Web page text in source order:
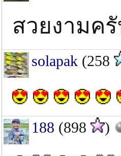
สวยงามค
solapak (258
188 (898 )